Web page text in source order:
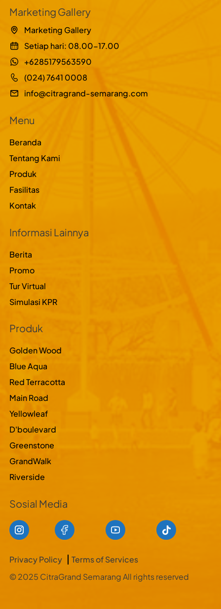
Marketing Gallery
Marketing Gallery
Setiap hari: 08.00-17.00
+6285179563590
(024) 7641 0008
info@citragrand-semarang.com
Menu
Beranda
Tentang Kami
Produk
Fasilitas
Kontak
Informasi Lainnya
Berita
Promo
Tur Virtual
Simulasi KPR
Produk
Golden Wood
Blue Aqua
Red Terracotta
Main Road
Yellowleaf
D'boulevard
Greenstone
GrandWalk
Riverside
Sosial Media
© 2025 CitraGrand Semarang All rights reserved
Privacy Policy Terms of Services